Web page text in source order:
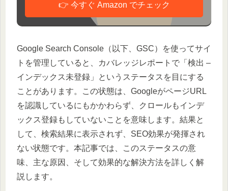
👉 今すぐ Amazon でチェック
Google Search Console（以下、GSC）を使ってサイ
トを管理していると、カバレッジレポートで「検出 –
インデックス未登録」というステータスを目にする
ことがあります。この状態は、GoogleがページURL
を認識しているにもかかわらず、クロールもインデ
ックス登録もしていないことを意味します。結果と
して、検索結果に表示されず、SEO効果が発揮され
ない状態です。本記事では、このステータスの意
味、主な原因、そして効果的な解決方法を詳しく解
説します。